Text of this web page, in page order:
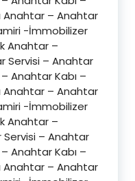
Anahtar – Anahtar
-İmmobilizer
Anahtar –
Servisi – Anahtar
Anahtar Kabı –
Anahtar – Anahtar
-İmmobilizer
Anahtar –
– Anahtar
Anahtar Kabı –
Anahtar – Anahtar